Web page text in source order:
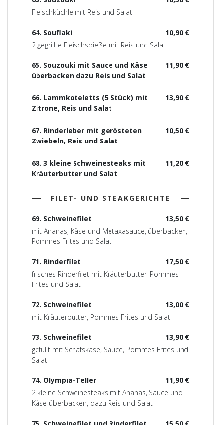
Fleischküchle mit Reis und Salat
10,90 €
64. Souflaki
2 gegrillte Fleischspieße mit Reis und Salat
11,90 €
65. Souzouki mit Sauce und Käse
überbacken dazu Reis und Salat
13,90 €
66. Lammkoteletts (5 Stück) mit
Zitrone, Reis und Salat
10,50 €
67. Rinderleber mit gerösteten
Zwiebeln, Reis und Salat
11,20 €
68. 3 kleine Schweinesteaks mit
Kräuterbutter und Salat
FILET- UND STEAKGERICHTE
13,50 €
69. Schweinefilet
mit Ananas, Käse und Metaxasauce, überbacken,
Pommes Frites und Salat
17,50 €
71. Rinderfilet
frisches Rinderfilet mit Kräuterbutter, Pommes
Frites und Salat
13,00 €
72. Schweinefilet
mit Kräuterbutter, Pommes Frites und Salat
13,90 €
73. Schweinefilet
gefüllt mit Schafskäse, Sauce, Pommes Frites und
Salat
11,90 €
74. Olympia-Teller
2 kleine Schweinesteaks mit Ananas, Sauce und
Käse überbacken, dazu Reis und Salat